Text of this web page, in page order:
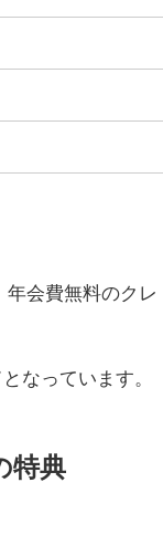
会費無料のクレ
なっています。
特典